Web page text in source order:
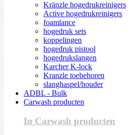
Kränzle hogedrukreinigers
Active hogedrukreinigers
foamlance
hogedruk sets
koppelingen
hogedruk pistool
hogedrukslangen
Karcher K-lock
Kranzle toebehoren
slanghaspel/houder
ADBL - Bulk
Carwash producten
In Carwash producten